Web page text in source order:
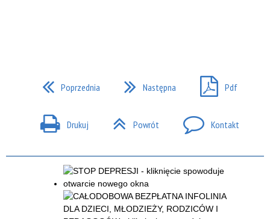
Poprzednia Następna Pdf
Drukuj Powrót Kontakt